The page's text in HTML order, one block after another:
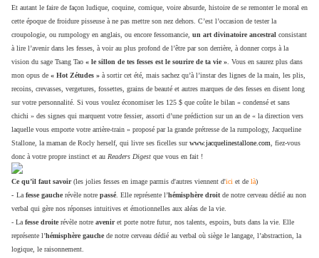
Et autant le faire de façon ludique, coquine, comique, voire absurde, histoire de se remonter le moral en
cette époque de froidure pisseuse à ne pas mettre son nez dehors. C’est l’occasion de tester la
croupologie, ou rumpology en anglais, ou encore fessomancie, un art divinatoire ancestral consistant
à lire l’avenir dans les fesses, à voir au plus profond de l’être par son derrière, à donner corps à la
vision du sage Tsang Tao « le sillon de tes fesses est le sourire de ta vie » . Vous en saurez plus dans
mon opus de « Hot Zétudes » à sortir cet été, mais sachez qu’à l’instar des lignes de la main, les plis,
recoins, crevasses, vergetures, fossettes, grains de beauté et autres marques de des fesses en disent long
sur votre personnalité. Si vous voulez économiser les 125 $ que coûte le bilan « condensé et sans
chichi » des signes qui marquent votre fessier, assorti d’une prédiction sur un an de « la direction vers
laquelle vous emporte votre arrière-train » proposé par la grande prétresse de la rumpology, Jacqueline
Stallone, la maman de Rocly herself, qui livre ses ficelles surwww.jacquelinestallone.com , fiez-vous
donc à votre propre instinct et au Readers Digest que vous en fait !
Ce qu’il faut savoir(les jolies fesses en image parmis d'autres viennent d'ici et de là)
- La fesse gauche révèle notre passé . Elle représente l’hémisphère droit de notre cerveau dédié au non
verbal qui gère nos réponses intuitives et émotionnelles aux aléas de la vie.
- La fesse droite révèle notre aveniret porte notre futur, nos talents, espoirs, buts dans la vie. Elle
représente l’hémisphère gauche de notre cerveau dédié au verbal où siège le langage, l’abstraction, la
logique, le raisonnement.